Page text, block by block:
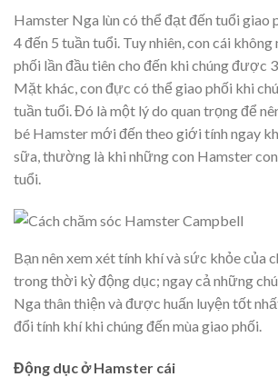
Hamster Nga lùn có thể đạt đến tuổi giao
4 đến 5 tuần tuổi. Tuy nhiên, con cái
phối lần đầu tiên cho đến khi chúng được
Mặt khác, con đực có thể giao phối khi
tuần tuổi. Đó là một lý do quan trọng để
bé Hamster mới đến theo giới tính ngay
sữa, thường là khi những con Hamster
tuổi.
Bạn nên xem xét tính khí và sức khỏe của
trong thời kỳ động dục; ngay cả những
Nga thân thiện và được huấn luyện tốt
đổi tính khí khi chúng đến mùa giao phối.
Động dục ở Hamster cái